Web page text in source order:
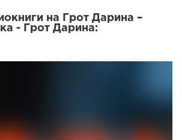
на Грот Дарина –
- Грот Дарина: